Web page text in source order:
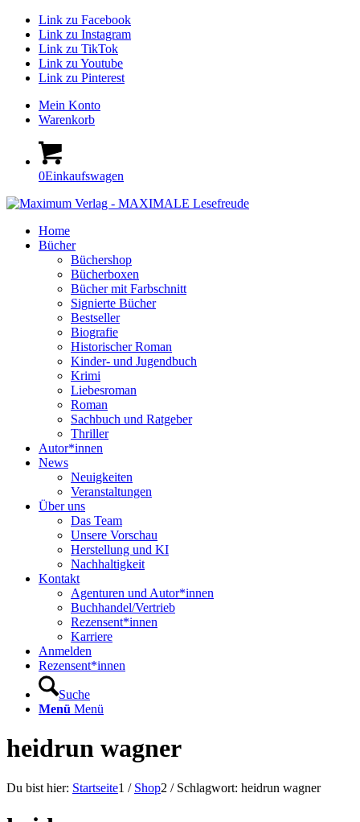
Link zu Facebook
Link zu Instagram
Link zu TikTok
Link zu Youtube
Link zu Pinterest
Mein Konto
Warenkorb
0Einkaufswagen
Home
Bücher
Büchershop
Bücherboxen
Bücher mit Farbschnitt
Signierte Bücher
Bestseller
Biografie
Historischer Roman
Kinder- und Jugendbuch
Krimi
Liebesroman
Roman
Sachbuch und Ratgeber
Thriller
Autor*innen
News
Neuigkeiten
Veranstaltungen
Über uns
Das Team
Unsere Vorschau
Herstellung und KI
Nachhaltigkeit
Kontakt
Agenturen und Autor*innen
Buchhandel/Vertrieb
Rezensent*innen
Karriere
Anmelden
Rezensent*innen
Suche
Menü Menü
heidrun wagner
Du bist hier: Startseite1 / Shop2 / Schlagwort: heidrun wagner